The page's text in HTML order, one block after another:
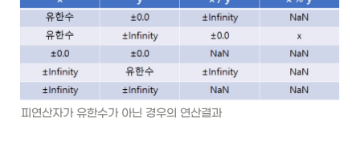
피연산자가 유한수가 아닌 경우의 연산결과